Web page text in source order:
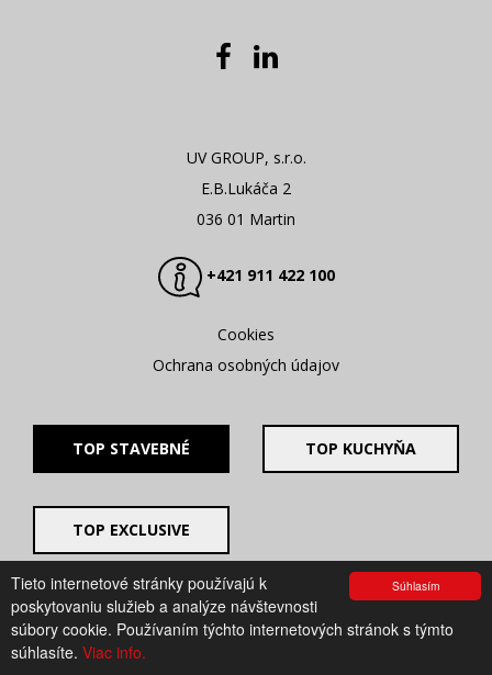
Súhlasím
Tieto internetové stránky používajú k
poskytovaniu služieb a analýze návštevnosti
súbory cookie. Používaním týchto internetových stránok s týmto
súhlasíte. Viac info.
UV GROUP, s.r.o.
E.B.Lukáča 2
036 01 Martin
+421 911 422 100
Cookies
Ochrana osobných údajov
TOP STAVEBNÉ TOP KUCHYŇA
TOP EXCLUSIVE
© 2008 - 2026. UV GROUP s.r.o. |
Created by CTS Europe
s.r.o.